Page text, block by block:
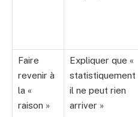
Faire
revenir à
la «
raison »
Expliquer que «
statistiquement
il ne peut rien
arriver »